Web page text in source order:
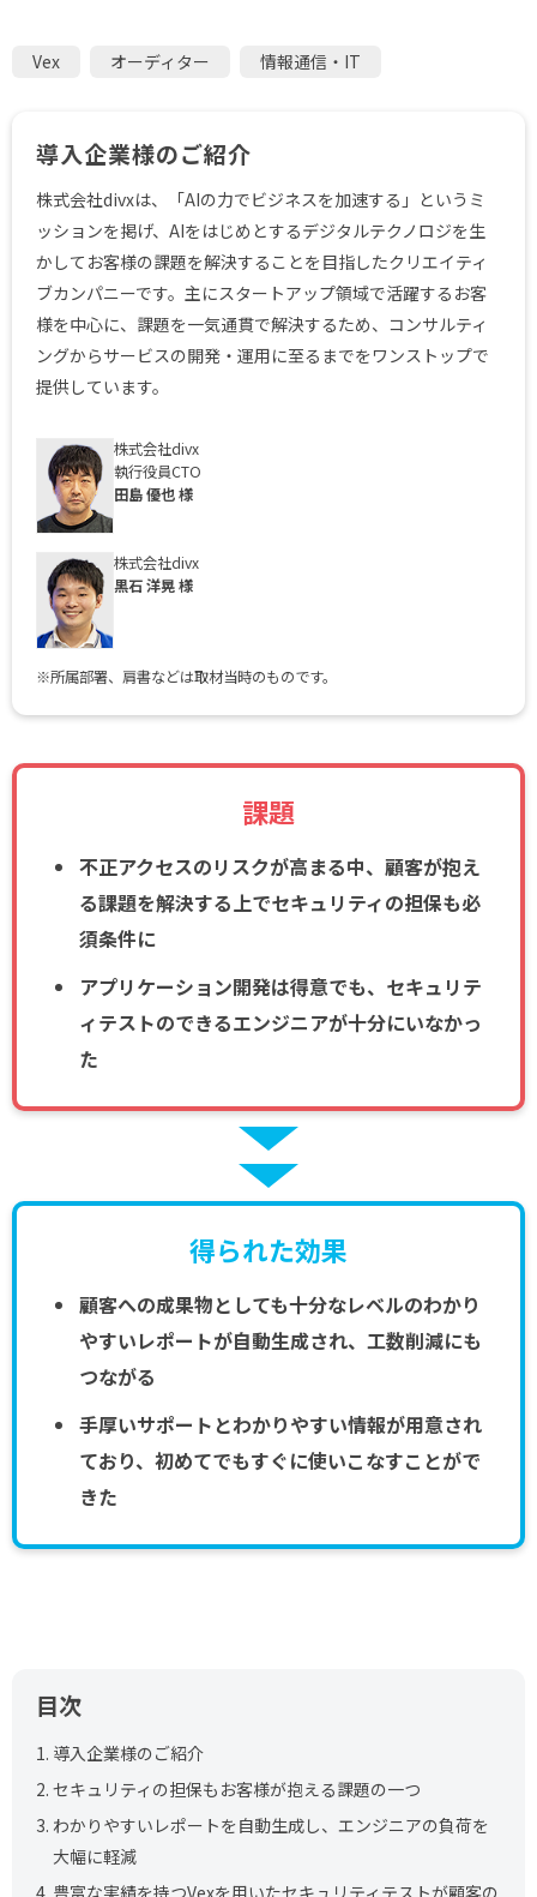
Vex オーディター 情報通信・IT
導入企業様のご紹介
株式会社divxは、「AIの力でビジネスを加速する」というミ
ッションを掲げ、AIをはじめとするデジタルテクノロジを生
かしてお客様の課題を解決することを目指したクリエイティ
ブカンパニーです。主にスタートアップ領域で活躍するお客
様を中心に、課題を一気通貫で解決するため、コンサルティ
ングからサービスの開発・運用に至るまでをワンストップで
提供しています。
株式会社divx
執行役員CTO
田島 優也 様
株式会社divx
黒石 洋晃 様
※所属部署、肩書などは取材当時のものです。
課題
不正アクセスのリスクが高まる中、顧客が抱え
る課題を解決する上でセキュリティの担保も必
須条件に
アプリケーション開発は得意でも、セキュリテ
ィテストのできるエンジニアが十分にいなかっ
た
得られた効果
顧客への成果物としても十分なレベルのわかり
やすいレポートが自動生成され、工数削減にも
つながる
手厚いサポートとわかりやすい情報が用意され
ており、初めてでもすぐに使いこなすことがで
きた
目次
1. 導入企業様のご紹介
2. セキュリティの担保もお客様が抱える課題の一つ
3. わかりやすいレポートを自動生成し、エンジニアの負荷を
大幅に軽減